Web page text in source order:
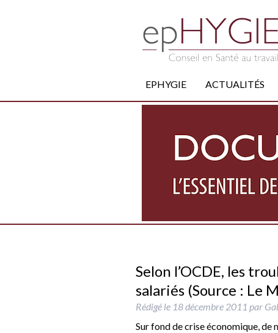
EPHYGIE ACTUALITÉS
Selon l’OCDE, les
salariés (Source : Le
Rédigé le 18 décembre 2011 par
Sur fond de crise économique,